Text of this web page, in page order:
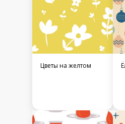
Цветы на желтом